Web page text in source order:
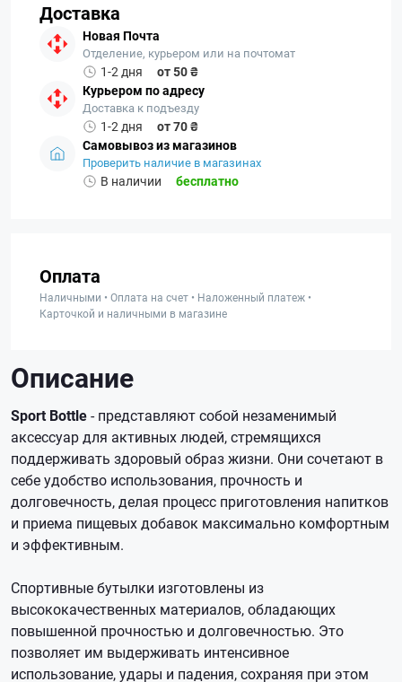
Доставка
Новая Почта
Отделение, курьером или на почтомат
1-2 дня
от 50 ₴
Курьером по адресу
Доставка к подъезду
1-2 дня
от 70 ₴
Самовывоз из магазинов
Проверить наличие в магазинах
В наличии бесплатно
Оплата
Наличными • Оплата на счет • Наложенный платеж •
Карточкой и наличными в магазине
Описание
Sport Bottle- представляют собой незаменимый
аксессуар для активных людей, стремящихся
поддерживать здоровый образ жизни. Они сочетают в
себе удобство использования, прочность и
долговечность, делая процесс приготовления напитков
и приема пищевых добавок максимально комфортным
и эффективным.
Спортивные бутылки изготовлены из
высококачественных материалов, обладающих
повышенной прочностью и долговечностью. Это
позволяет им выдерживать интенсивное
использование, удары и падения, сохраняя при этом